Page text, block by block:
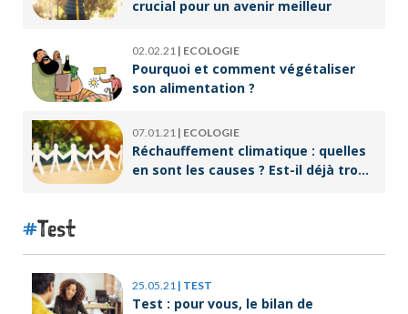
crucial pour un avenir meilleur
02.02.21 | ECOLOGIE
Pourquoi et comment végétaliser
son alimentation ?
07.01.21 | ECOLOGIE
Réchauffement climatique : quelles
en sont les causes ? Est-il déjà trop
Test
25.05.21 | TEST
Test : pour vous, le bilan de